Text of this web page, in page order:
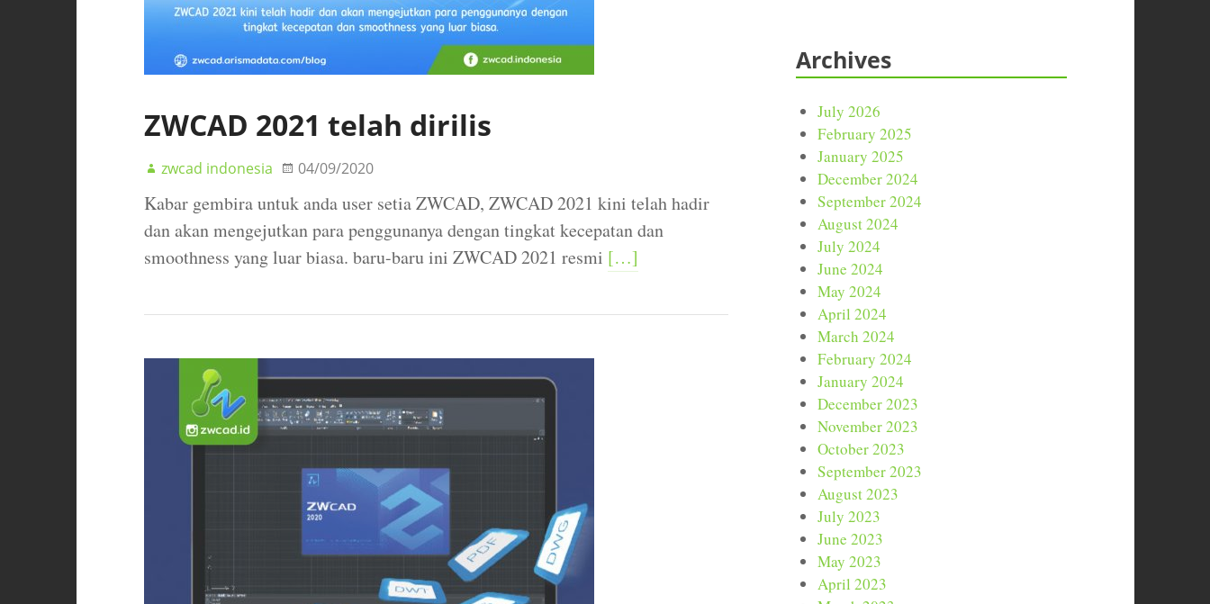
ZWCAD 2021 telah dirilis
zwcad indonesia 04/09/2020
Kabar gembira untuk anda user setia ZWCAD, ZWCAD 2021 kini telah hadir
dan akan mengejutkan para penggunanya dengan tingkat kecepatan dan
smoothness yang luar biasa. baru-baru ini ZWCAD 2021 resmi […]
Archives
July 2026
February 2025
January 2025
December 2024
September 2024
August 2024
July 2024
June 2024
May 2024
April 2024
March 2024
February 2024
January 2024
December 2023
November 2023
October 2023
September 2023
August 2023
July 2023
June 2023
May 2023
April 2023